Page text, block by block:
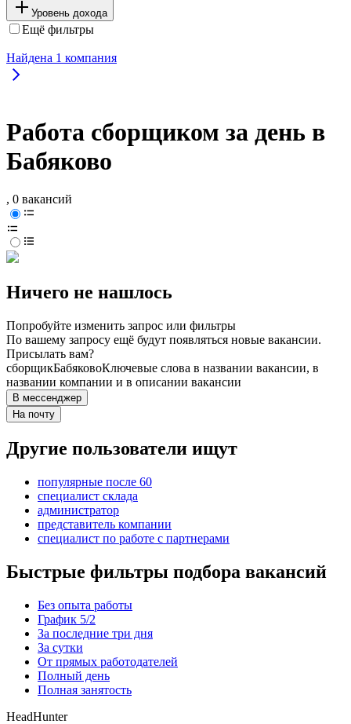
Уровень дохода
Ещё фильтры
Найдена 1 компания
Работа сборщиком за день в
Бабяково
, 0 вакансий
Ничего не нашлось
Попробуйте изменить запрос или фильтры
По вашему запросу ещё будут появляться новые вакансии.
Присылать вам?
сборщикБабяковоКлючевые слова в названии вакансии, в
названии компании и в описании вакансии
В мессенджер
На почту
Другие пользователи ищут
популярные после 60
специалист склада
администратор
представитель компании
специалист по работе с партнерами
Быстрые фильтры подбора вакансий
Без опыта работы
График 5/2
За последние три дня
За сутки
От прямых работодателей
Полный день
Полная занятость
HeadHunter